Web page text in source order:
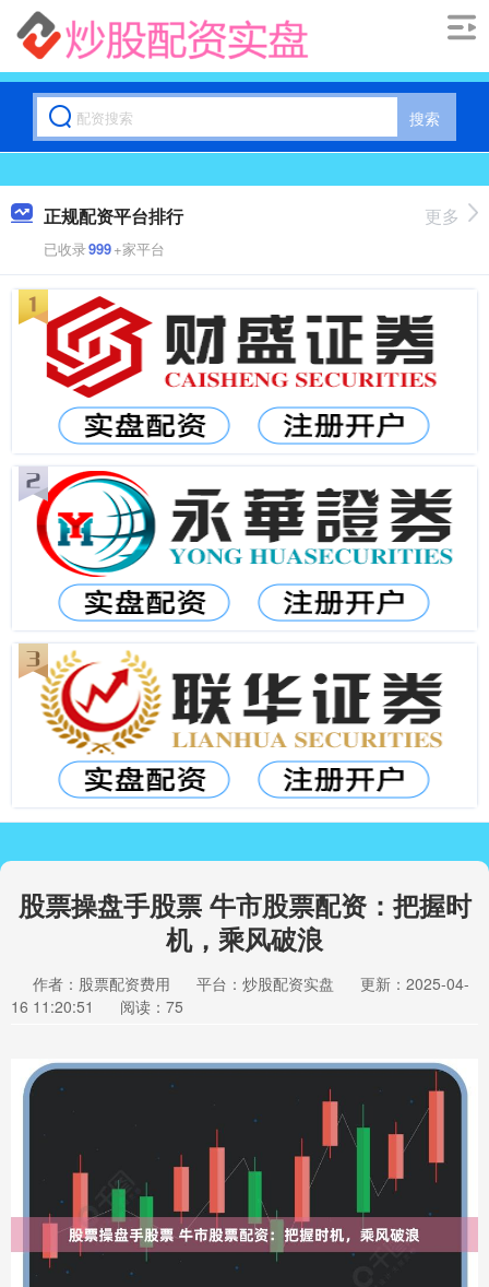
搜索
正规配资平台排行
已收录999+家平台
更多
股票操盘手股票 牛市股票配资：把握时
机，乘风破浪
作者：股票配资费用 平台：炒股配资实盘
更新：2025-04-
16 11:20:51
阅读：75